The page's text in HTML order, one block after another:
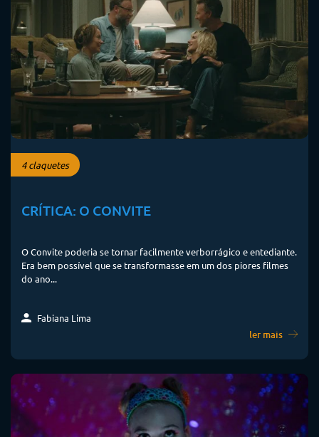
4 claquetes
CRÍTICA: O CONVITE
O Convite poderia se tornar facilmente verborrágico e entediante.
Era bem possível que se transformasse em um dos piores filmes
do ano...
Fabiana Lima
ler mais